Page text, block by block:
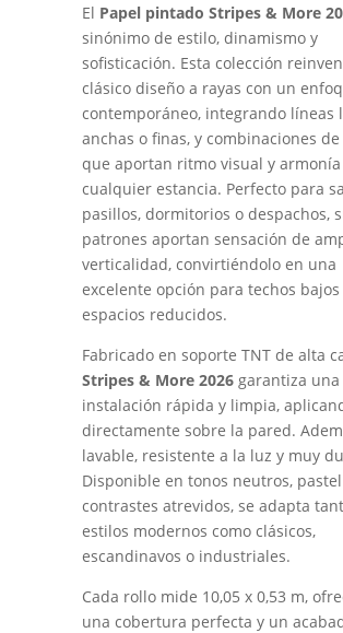
El Papel pintado Stripes & More
sinónimo de estilo, dinamismo y
sofisticación. Esta colección
clásico diseño a rayas con un
contemporáneo, integrando líneas
anchas o finas, y combinaciones
que aportan ritmo visual y armonía
cualquier estancia. Perfecto para
pasillos, dormitorios o despachos,
patrones aportan sensación de
verticalidad, convirtiéndolo en una
excelente opción para techos bajos
espacios reducidos.
Fabricado en soporte TNT de alta
Stripes & More 2026garantiza una
instalación rápida y limpia,
directamente sobre la pared.
lavable, resistente a la luz y muy
Disponible en tonos neutros,
contrastes atrevidos, se adapta
estilos modernos como clásicos,
escandinavos o industriales.
Cada rollo mide 10,05 x 0,53 m,
una cobertura perfecta y un